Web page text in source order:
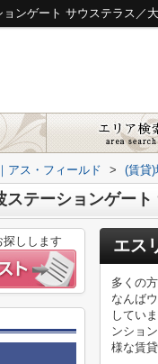
ンゲート サウステラス／
アス・フィールド > (賃貸
ステーションゲート
エス
多くの
なんば
してい
ンショ
様な賃
しします